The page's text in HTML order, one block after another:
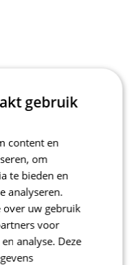
gebruik
content en
om
te bieden en
analyseren.
over uw gebruik
voor
analyse. Deze